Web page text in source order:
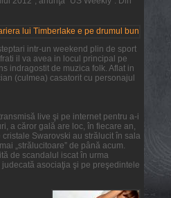
intr-un weekend plin de sport
il va avea in locul principal pe
indragostit de muzica folk. Aflat in
(culmea) casatorit cu personajul
live şi pe internet pentru a-i
a căror gală are loc, în fiecare an,
Swarovski au strălucit în sala
„strălucitoare” de până acum.
de scandalul iscat în urma
asociaţia şi pe preşedintele